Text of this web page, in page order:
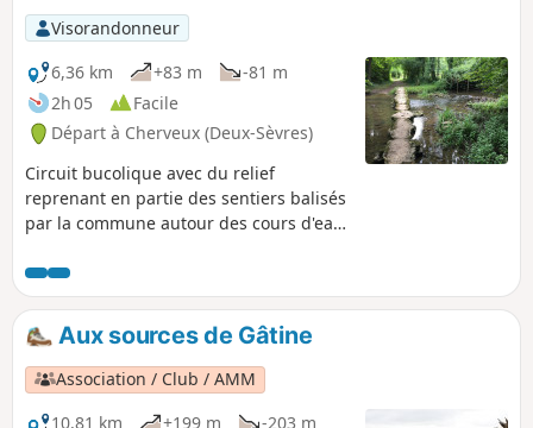
Visorandonneur
6,36 km
+83 m
-81 m
2h 05
Facile
Départ à Cherveux (Deux-Sèvres)
Circuit bucolique avec du relief
reprenant en partie des sentiers balisés
par la commune autour des cours d'eau
Quelques passages sont escarpés et
d'autres peuvent être inondés suivant la
saison.Aux sources de Gâtine
Association / Club / AMM
10,81 km
+199 m
-203 m